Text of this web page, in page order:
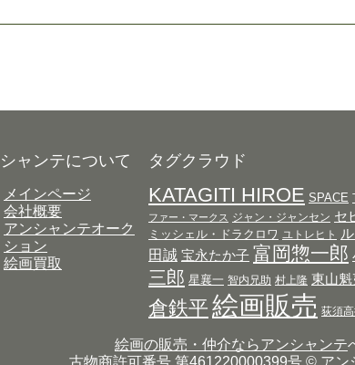
ャンテについて
メインページ
会社概要
アンシャンテオーク
ション
絵画買取
タグクラウド
KATAGITI HIROE SPACE
ファー・マークス ジャン・ジャンセン セ
ミッシェル・ドラクロワ ユトレヒト
田誠 宝永たか子 富岡惣一郎
三郎 星襄一 智内兄助 村上隆 東山魁
倉鉄平 絵画販売 荻須
絵画の販売・仲介ならアンシャンテ
古物商許可番号 第461220000399号 © アン